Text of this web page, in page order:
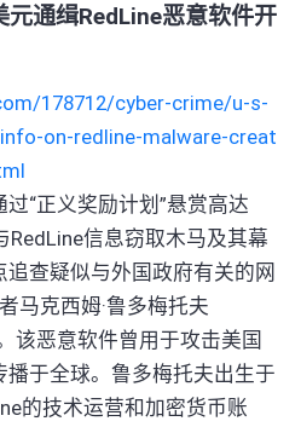
通缉RedLine恶意软件开
178712/cyber-crime/u-s-
on-redline-malware-creat
“正义奖励计划”悬赏高达
RedLine信息窃取木马及其幕
查疑似与外国政府有关的网
马克西姆·鲁多梅托夫
该恶意软件曾用于攻击美国
于全球。鲁多梅托夫出生于
的技术运营和加密货币账